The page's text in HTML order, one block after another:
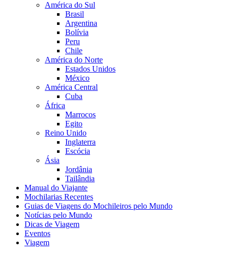
América do Sul
Brasil
Argentina
Bolívia
Peru
Chile
América do Norte
Estados Unidos
México
América Central
Cuba
África
Marrocos
Egito
Reino Unido
Inglaterra
Escócia
Ásia
Jordânia
Tailândia
Manual do Viajante
Mochilarias Recentes
Guias de Viagens do Mochileiros pelo Mundo
Notícias pelo Mundo
Dicas de Viagem
Eventos
Viagem